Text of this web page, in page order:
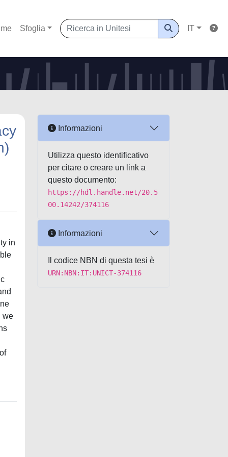
Sfoglia IT
in
we
Informazioni
Utilizza questo identificativo
per citare o creare un link a
questo documento:
https://hdl.handle.net/20.5
00.14242/374116
Informazioni
Il codice NBN di questa tesi è
URN:NBN:IT:UNICT-374116